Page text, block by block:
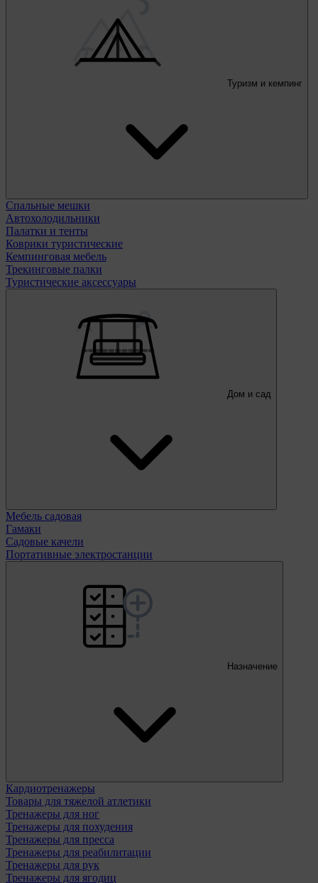
Туризм и кемпинг
Спальные мешки
Автохолодильники
Палатки и тенты
Коврики туристические
Кемпинговая мебель
Трекинговые палки
Туристические аксессуары
Дом и сад
Мебель садовая
Гамаки
Садовые качели
Портативные электростанции
Назначение
Кардиотренажеры
Товары для тяжелой атлетики
Тренажеры для ног
Тренажеры для похудения
Тренажеры для пресса
Тренажеры для реабилитации
Тренажеры для рук
Тренажеры для ягодиц